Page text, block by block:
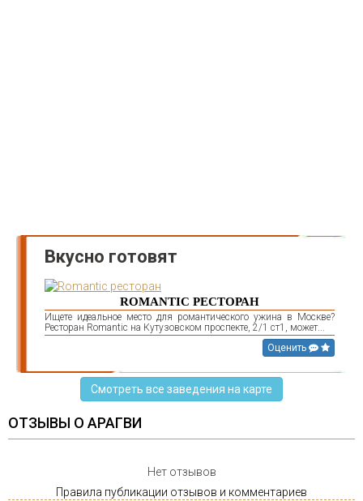
Вкусно готовят
ROMANTIC РЕСТОРАН
Ищете идеальное место для романтического ужина в Москве?
Ресторан Romantic на Кутузовском проспекте, 2/1 ст1, может...
Оценить
Смотреть все заведения на карте
ОТЗЫВЫ О АРАГВИ
Нет отзывов
Правила публикации отзывов и комментариев